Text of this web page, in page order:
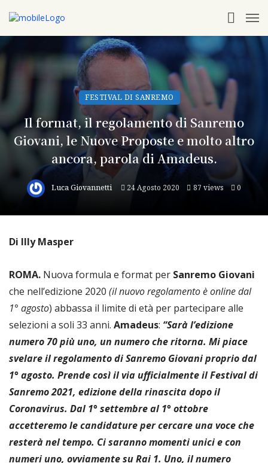
FESTIVAL DI SANREMO
Il format, il regolamento di Sanremo
Giovani, le Nuove Proposte e molto altro
ancora, parola di Amadeus.
Luca Giovannetti 24 Agosto 2020 87 views 0
Di Illy Masper
ROMA. Nuova formula e format per Sanremo Giovani
che nell’edizione 2020 (il nuovo regolamento è online dal
1° agosto) abbassa il limite di età per partecipare alle
selezioni a soli 33 anni. Amadeus: “Sarà l’edizione
numero 70 più uno, un numero che ritorna. Mi piace
svelare il regolamento di Sanremo Giovani proprio dal
1° agosto. Prende così il via ufficialmente il Festival di
Sanremo 2021, edizione della rinascita dopo il
Coronavirus. Dal 1° settembre al 1° ottobre
accetteremo le candidature per cercare una voce che
resterà nel tempo. Ci saranno momenti unici e con
numeri uno, ovviamente su Rai 1. Uno, il numero